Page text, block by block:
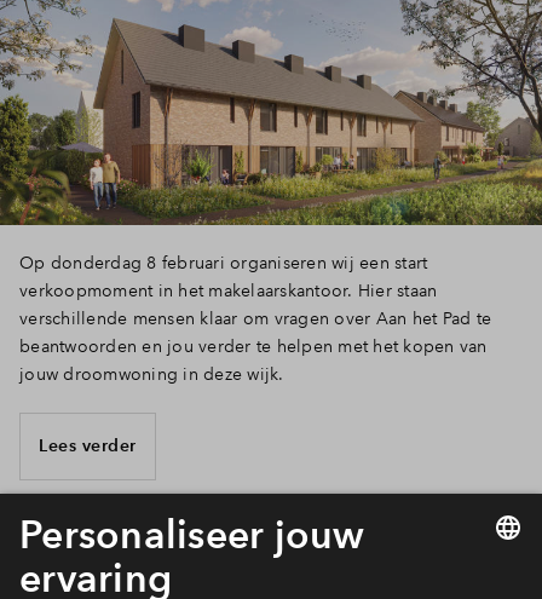
Op donderdag 8 februari organiseren wij een start
verkoopmoment in het makelaarskantoor. Hier staan
verschillende mensen klaar om vragen over Aan het Pad te
beantwoorden en jou verder te helpen met het kopen van
jouw droomwoning in deze wijk.
Lees verder